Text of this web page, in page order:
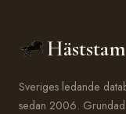
Häststam
Sveriges ledande
sedan 2006. Grundad